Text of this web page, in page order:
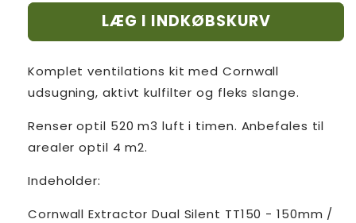
LÆG I INDKØBSKURV
Komplet ventilations kit med Cornwall
udsugning, aktivt kulfilter og fleks slange.
Renser optil 520 m3 luft i timen. Anbefales til
arealer optil 4 m2.
Indeholder:
Cornwall Extractor Dual Silent TT150 - 150mm /